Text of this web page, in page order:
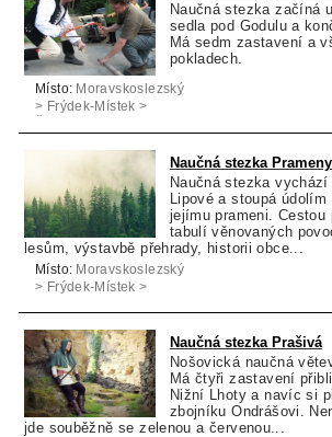
Naučná stezka začíná
sedla pod Godulu a
Má sedm zastavení a
pokladech.
Místo: Moravskoslezský
> Frýdek-Místek >
Naučná stezka
Naučná stezka
Lipové a stoupá
jejímu prameni.
tabulí věnovaných
lesům, výstavbě přehrady, historii obce...
Místo: Moravskoslezský
> Frýdek-Místek >
Naučná stezka Prašivá
Nošovická naučná
Má čtyři zastavení
Nižní Lhoty a navíc si
zbojníku Ondrášovi.
jde souběžně se zelenou a červenou...